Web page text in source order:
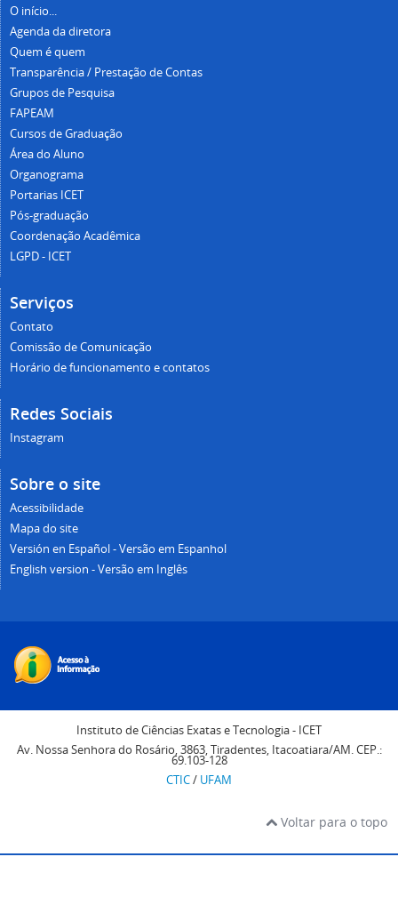
O início...
Agenda da diretora
Quem é quem
Transparência / Prestação de Contas
Grupos de Pesquisa
FAPEAM
Cursos de Graduação
Área do Aluno
Organograma
Portarias ICET
Pós-graduação
Coordenação Acadêmica
LGPD - ICET
Serviços
Contato
Comissão de Comunicação
Horário de funcionamento e contatos
Redes Sociais
Instagram
Sobre o site
Acessibilidade
Mapa do site
Versión en Español - Versão em Espanhol
English version - Versão em Inglês
Instituto de Ciências Exatas e Tecnologia - ICET
Av. Nossa Senhora do Rosário, 3863, Tiradentes, Itacoatiara/AM. CEP.:
69.103-128
CTIC/ UFAM
Voltar para o topo